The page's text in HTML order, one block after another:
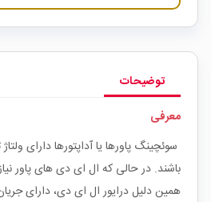
توضیحات
معرفی
سوئچینگ پاورها یا آداپتورها دارای
باشند. در حالی که ال ای دی های پاور
همین دلیل درایور ال ای دی، دارای